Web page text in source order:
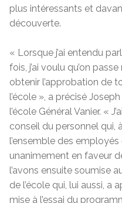
plus intéressants et
découverte.
« Lorsque j’ai entendu
fois, j’ai voulu qu’on
obtenir l’approbation de
l’école », a précisé
l’école Général Vanier. «
conseil du personnel qui,
l’ensemble des
unanimement en faveur
l’avons ensuite soumise
de l’école qui, lui aussi, a
mise à l’essai du